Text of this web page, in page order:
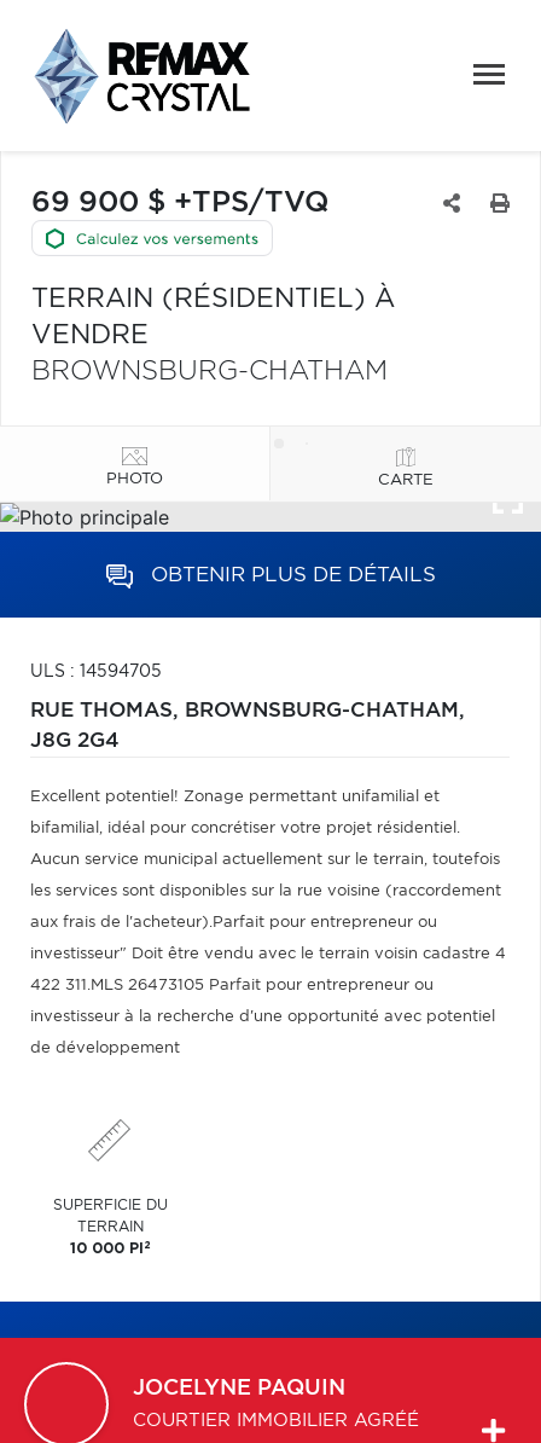
69 900 $ +TPS/TVQ
TERRAIN (RÉSIDENTIEL) À
VENDRE
BROWNSBURG-CHATHAM
PHOTO CARTE
OBTENIR PLUS DE DÉTAILS
ULS : 14594705
RUE THOMAS, BROWNSBURG-CHATHAM,
J8G 2G4
Excellent potentiel! Zonage permettant unifamilial et
bifamilial, idéal pour concrétiser votre projet résidentiel.
Aucun service municipal actuellement sur le terrain, toutefois
les services sont disponibles sur la rue voisine (raccordement
aux frais de l'acheteur).Parfait pour entrepreneur ou
investisseur" Doit être vendu avec le terrain voisin cadastre 4
422 311.MLS 26473105 Parfait pour entrepreneur ou
investisseur à la recherche d'une opportunité avec potentiel
de développement
SUPERFICIE DU
TERRAIN
10 000 PI 2
JOCELYNE PAQUIN
COURTIER IMMOBILIER AGRÉÉ